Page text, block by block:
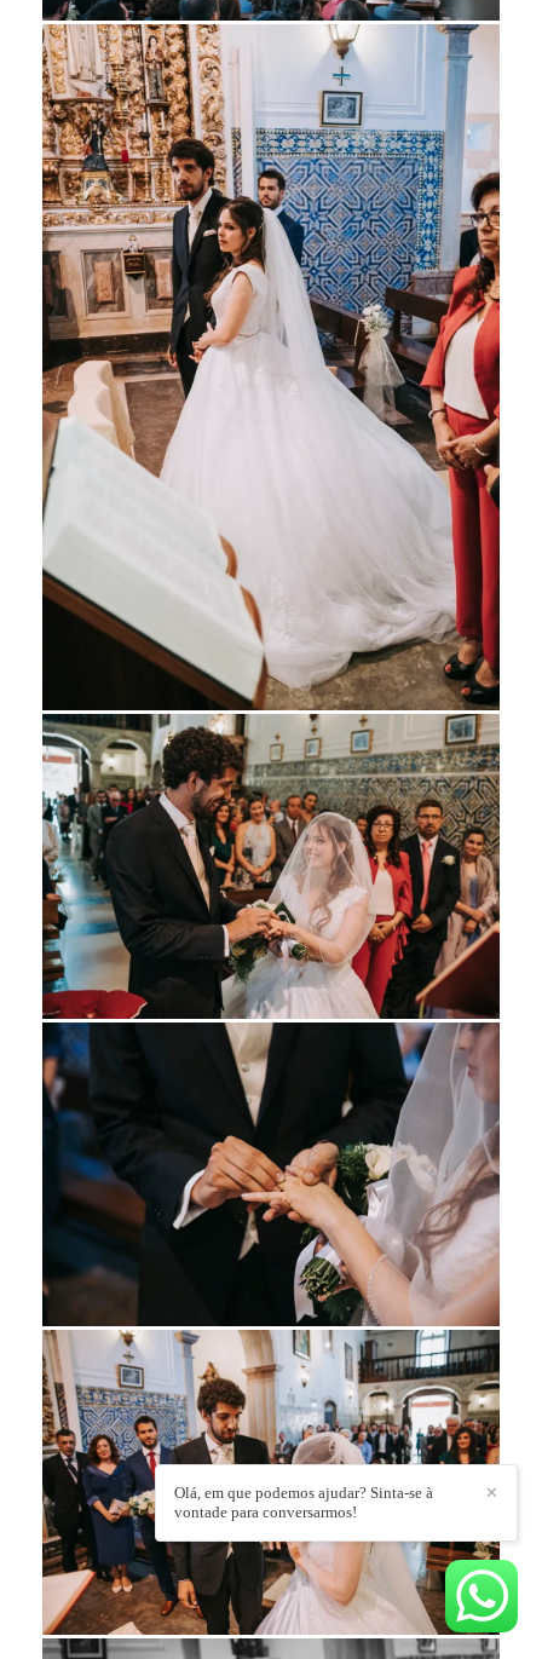
✕
Olá, em que podemos ajudar? Sinta-se à
vontade para conversarmos!